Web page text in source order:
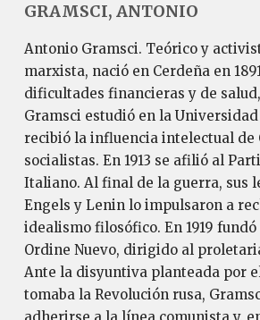
GRAMSCI, ANTONIO
Antonio Gramsci. Teórico y
marxista, nació en Cerdeña en
dificultades financieras y de
Gramsci estudió en la
recibió la influencia intelectual de
socialistas. En 1913 se afilió al
Italiano. Al final de la guerra, sus
Engels y Lenin lo impulsaron a
idealismo filosófico. En 1919
Ordine Nuevo, dirigido al
Ante la disyuntiva planteada por
tomaba la Revolución rusa,